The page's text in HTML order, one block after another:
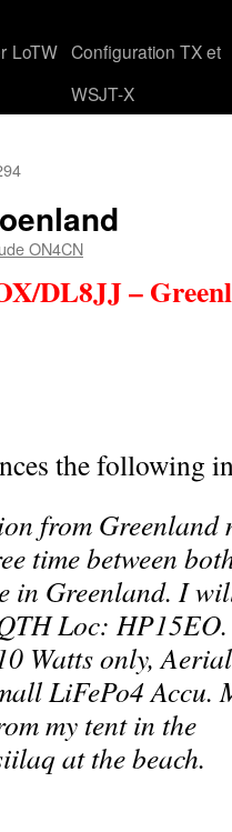
LoTW Configuration TX et
WSJT-X
ON4CN
DL8JJ –
the following
from Greenland
time between
in Greenland. I
Loc:
Watts only,
LiFePo4 Accu.
my tent in the
at the beach.